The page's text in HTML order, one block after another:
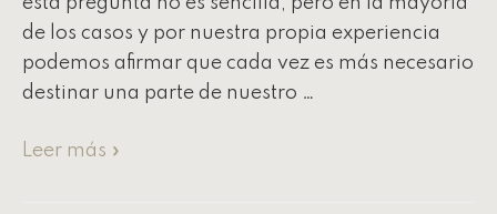
de los casos y por nuestra propia experiencia
podemos afirmar que cada vez es más necesario
destinar una parte de nuestro …
Leer más »